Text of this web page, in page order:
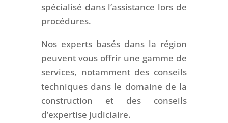
spécialisé dans l’assistance lors de
procédures.
Nos experts basés dans la région
peuvent vous offrir une gamme de
services, notamment des conseils
techniques dans le domaine de la
construction et des conseils
d’expertise judiciaire.